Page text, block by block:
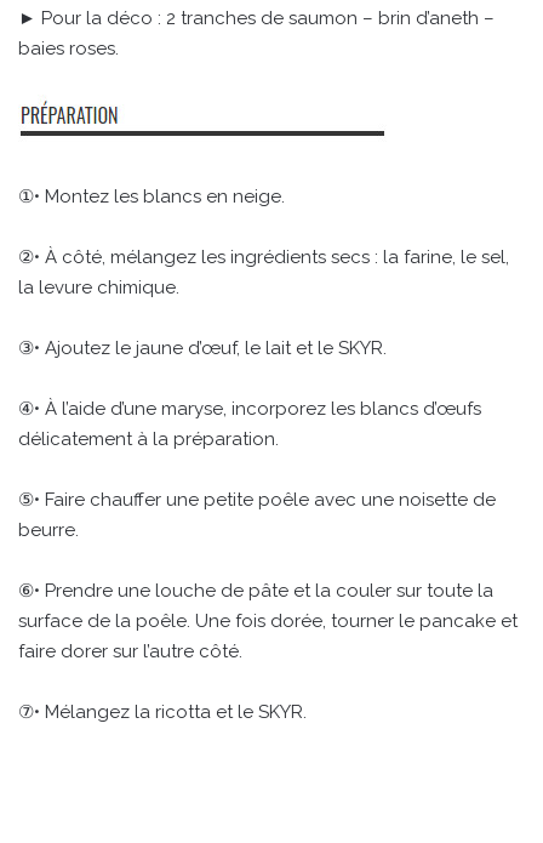
► Pour la déco : 2 tranches de saumon – brin d’aneth –
baies roses.
①• Montez les blancs en neige.
②• À côté, mélangez les ingrédients secs : la farine, le sel,
la levure chimique.
③• Ajoutez le jaune d’œuf, le lait et le SKYR.
④• À l’aide d’une maryse, incorporez les blancs d’œufs
délicatement à la préparation.
⑤• Faire chauffer une petite poêle avec une noisette de
beurre.
⑥• Prendre une louche de pâte et la couler sur toute la
surface de la poêle. Une fois dorée, tourner le pancake et
faire dorer sur l’autre côté.
⑦• Mélangez la ricotta et le SKYR.